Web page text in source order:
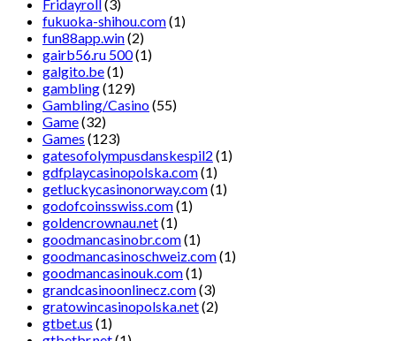
Fridayroll(3)
fukuoka-shihou.com(1)
fun88app.win(2)
gairb56.ru 500(1)
galgito.be(1)
gambling(129)
Gambling/Casino(55)
Game(32)
Games (123)
gatesofolympusdanskespil2 (1)
gdfplaycasinopolska.com(1)
getluckycasinonorway.com(1)
godofcoinsswiss.com(1)
goldencrownau.net(1)
goodmancasinobr.com(1)
goodmancasinoschweiz.com(1)
goodmancasinouk.com(1)
grandcasinoonlinecz.com(3)
gratowincasinopolska.net(2)
gtbet.us (1)